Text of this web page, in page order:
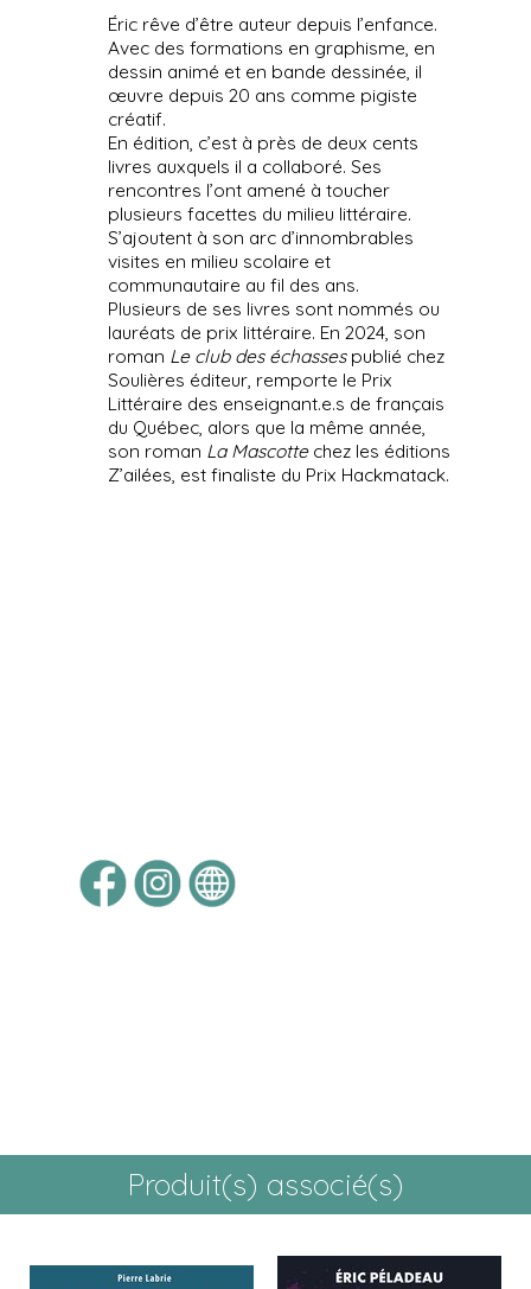
Éric rêve d’être auteur depuis l’enfance.
Avec des formations en graphisme, en
dessin animé et en bande dessinée, il
œuvre depuis 20 ans comme pigiste
créatif.
En édition, c’est à près de deux cents
livres auxquels il a collaboré. Ses
rencontres l’ont amené à toucher
plusieurs facettes du milieu littéraire.
S’ajoutent à son arc d’innombrables
visites en milieu scolaire et
communautaire au fil des ans.
Plusieurs de ses livres sont nommés ou
lauréats de prix littéraire. En 2024, son
roman Le club des échassespublié chez
Soulières éditeur, remporte le Prix
Littéraire des enseignant.e.s de français
du Québec, alors que la même année,
son roman La Mascottechez les éditions
Z’ailées, est finaliste du Prix Hackmatack.
Produit(s) associé(s)